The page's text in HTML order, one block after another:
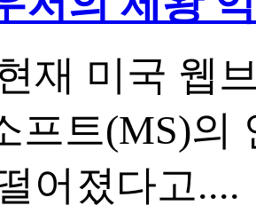
재 미국 웹
프트(MS)의
어졌다고....